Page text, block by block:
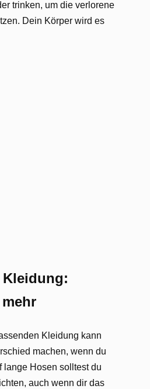
trinken, um die verlorene
Dein Körper wird es
Kleidung kann
machen, wenn du
lange Hosen solltest du
auch wenn dir das